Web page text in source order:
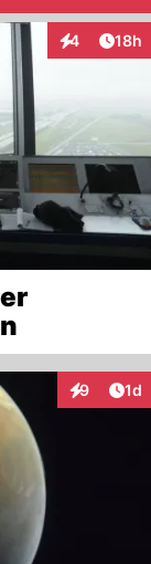
4
Interaktionen
18h
9 1d